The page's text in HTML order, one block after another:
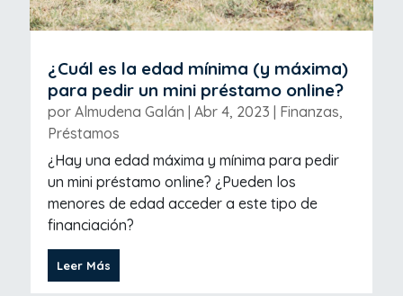
¿Cuál es la edad mínima (y máxima)
para pedir un mini préstamo online?
por Almudena Galán | Abr 4, 2023 | Finanzas,
Préstamos
¿Hay una edad máxima y mínima para pedir
un mini préstamo online? ¿Pueden los
menores de edad acceder a este tipo de
financiación?
Leer Más